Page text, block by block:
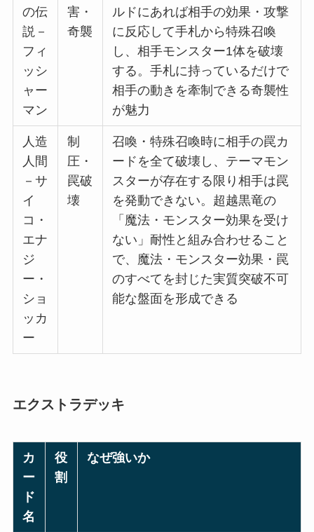
の伝
説－
フィ
ッシ
ャー
マン
害・
奇襲
ルドにあれば相手の効果・攻撃
に反応して手札から特殊召喚
し、相手モンスター1体を破壊
する。手札に持っているだけで
相手の動きを牽制できる奇襲性
が魅力
人造
人間
－サ
イ
コ・
エナ
ジ
ー・
ショ
ッカ
ー
制
圧・
罠破
壊
召喚・特殊召喚時に相手の罠カ
ードを全て破壊し、テーマモン
スターが存在する限り相手は罠
を発動できない。超越黒竜の
「魔法・モンスター効果を受け
ない」耐性と組み合わせること
で、魔法・モンスター効果・罠
のすべてを封じた実質突破不可
能な盤面を形成できる
エクストラデッキ
カ
ー
ド
名
役
割
なぜ強いか